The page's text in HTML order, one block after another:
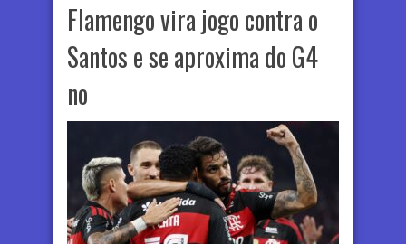
Flamengo vira jogo contra o
Santos e se aproxima do G4
no